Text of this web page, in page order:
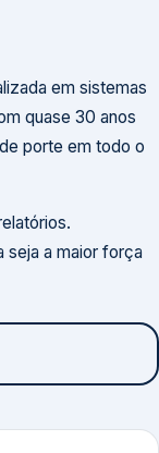
em sistemas
quase 30 anos
porte em todo o
seja a maior força